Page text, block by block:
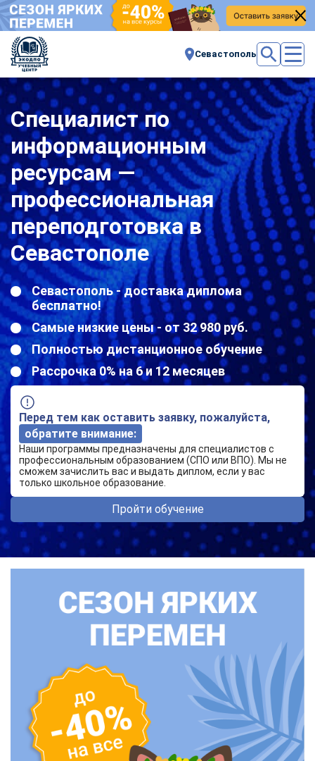
Севастополь
Специалист по
информационным
ресурсам —
профессиональная
переподготовка в
Севастополе
Севастополь - доставка диплома
бесплатно!
Самые низкие цены - от 32 980 руб.
Полностью дистанционное обучение
Рассрочка 0% на 6 и 12 месяцев
Перед тем как оставить заявку, пожалуйста,
обратите внимание:
Наши программы предназначены для специалистов с
профессиональным образованием (СПО или ВПО). Мы не
сможем зачислить вас и выдать диплом, если у вас
только школьное образование.
Пройти обучение